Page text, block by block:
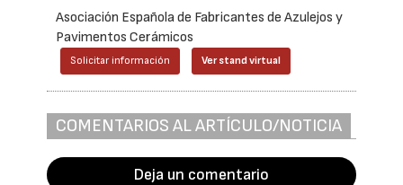
Asociación Española de Fabricantes de Azulejos y
Pavimentos Cerámicos
Solicitar información Ver stand virtual
COMENTARIOS AL ARTÍCULO/NOTICIA
Deja un comentario